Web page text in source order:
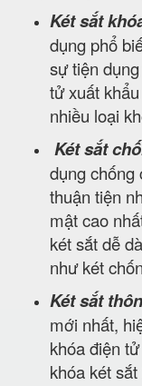
Két sắt
dụng phổ
sự tiện
tử xuất
nhiều loại
Két sắt
dụng chống
thuận tiện
mật cao
két sắt dễ
như két
Két sắt
mới nhất,
khóa điện
khóa két